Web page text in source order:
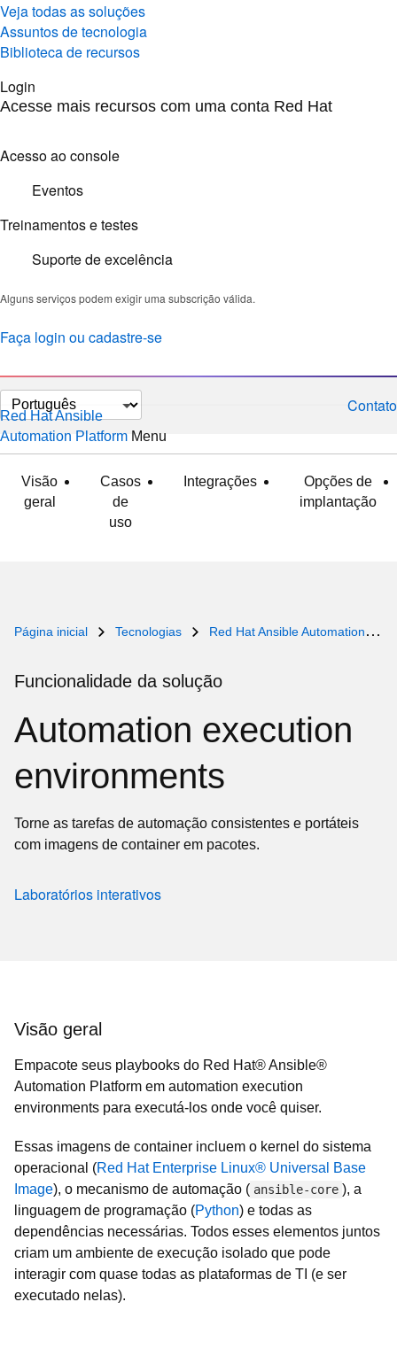
Veja todas as soluções
Assuntos de tecnologia
Biblioteca de recursos
Login
Acesse mais recursos com uma conta Red Hat
Acesso ao console
Eventos
Treinamentos e testes
Suporte de excelência
Alguns serviços podem exigir uma subscrição válida.
Faça login ou cadastre-se
Selecionar
idioma
Contato
Red Hat Ansible
Automation Platform Menu
Visão
geral
Casos
de
uso
Integrações
Opções de
implantação
Página inicial Tecnologias Red Hat Ansible Automation Platform
Funcionalidade da solução
Automation execution
environments
Torne as tarefas de automação consistentes e portáteis
com imagens de container em pacotes.
Laboratórios interativos
Visão geral
Empacote seus playbooks do Red Hat® Ansible®
Automation Platform em automation execution
environments para executá-los onde você quiser.
Essas imagens de container incluem o kernel do sistema
operacional (Red Hat Enterprise Linux® Universal Base
Image), o mecanismo de automação ( ansible-core ), a
linguagem de programação (Python) e todas as
dependências necessárias. Todos esses elementos juntos
criam um ambiente de execução isolado que pode
interagir com quase todas as plataformas de TI (e ser
executado nelas).